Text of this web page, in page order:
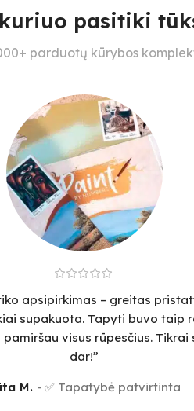
kuriuo pasitiki
parduotų kūrybos
apsipirkimas – greitas
supakuota. Tapyti buvo taip
visus rūpesčius. Tikrai
dar!”
M. ✅ Tapatybė patvirtinta